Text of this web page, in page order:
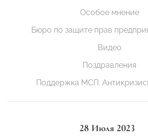
Особое мнение
Бюро по защите прав
Видео
Поздравления
Поддержка МСП.
28 Июля 2023